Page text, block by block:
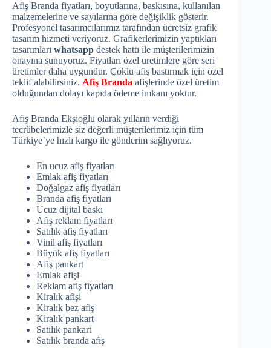
Afiş Branda fiyatları, boyutlarına, baskısına, kullanılan
malzemelerine ve sayılarına göre değişiklik gösterir.
Profesyonel tasarımcılarımız tarafından ücretsiz grafik
tasarım hizmeti veriyoruz. Grafikerlerimizin yaptıkları
tasarımları whatsapp destek hattı ile müşterilerimizin
onayına sunuyoruz. Fiyatları özel üretimlere göre seri
üretimler daha uygundur. Çoklu afiş bastırmak için özel
teklif alabilirsiniz. Afiş Branda afişlerinde özel üretim
olduğundan dolayı kapıda ödeme imkanı yoktur.
Afiş Branda Ekşioğlu olarak yılların verdiği
tecrübelerimizle siz değerli müşterilerimiz için tüm
Türkiye’ye hızlı kargo ile gönderim sağlıyoruz.
En ucuz afiş fiyatları
Emlak afiş fiyatları
Doğalgaz afiş fiyatları
Branda afiş fiyatları
Ucuz dijital baskı
Afiş reklam fiyatları
Satılık afiş fiyatları
Vinil afiş fiyatları
Büyük afiş fiyatları
Afiş pankart
Emlak afişi
Reklam afiş fiyatları
Kiralık afişi
Kiralık bez afiş
Kiralık pankart
Satılık pankart
Satılık branda afiş